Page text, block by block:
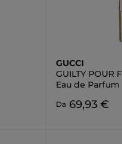
GUCCI
GUILTY POUR
Eau de Parfum
Da 69,93 €